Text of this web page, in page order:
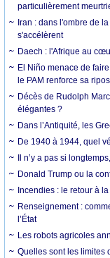
particulièrement
Iran : dans l'ombre de
s'accélèrent
Daech : l'Afrique au
El Niño menace de
le PAM renforce sa
Décès de Rudolph
élégantes ?
Dans l’Antiquité, les
De 1940 à 1944, quel
Il n’y a pas si
Donald Trump ou la
Incendies : le retour à
Renseignement :
l’État
Les robots agricoles
Quelles sont les limites